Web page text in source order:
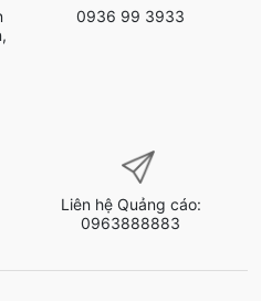
0936 99 3933
Liên hệ Quảng cáo:
0963888883